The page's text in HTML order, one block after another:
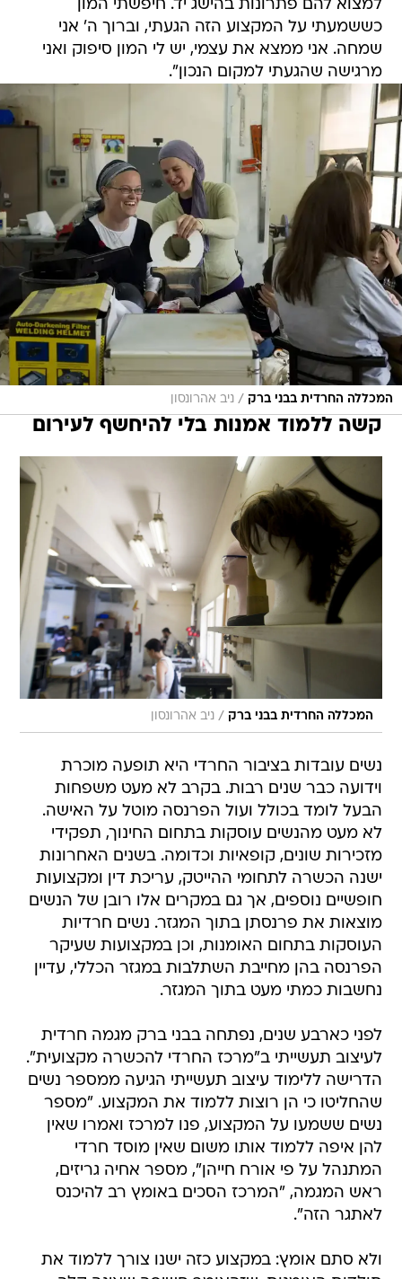
למצוא להם פתרונות בהישג יד. חיפשתי המון
כששמעתי על המקצוע הזה הגעתי, וברוך ה' אני
שמחה. אני ממצא את עצמי, יש לי המון סיפוק ואני
מרגישה שהגעתי למקום הנכון".
המכללה החרדית בבני ברק / ניב אהרונסון
קשה ללמוד אמנות בלי להיחשף לעירום
המכללה החרדית בבני ברק / ניב אהרונסון
נשים עובדות בציבור החרדי היא תופעה מוכרת
וידועה כבר שנים רבות. בקרב לא מעט משפחות
הבעל לומד בכולל ועול הפרנסה מוטל על האישה.
לא מעט מהנשים עוסקות בתחום החינוך, תפקידי
מזכירות שונים, קופאיות וכדומה. בשנים האחרונות
ישנה הכשרה לתחומי ההייטק, עריכת דין ומקצועות
חופשיים נוספים, אך גם במקרים אלו רובן של הנשים
מוצאות את פרנסתן בתוך המגזר. נשים חרדיות
העוסקות בתחום האומנות, וכן במקצועות שעיקר
הפרנסה בהן מחייבת השתלבות במגזר הכללי, עדיין
נחשבות כמתי מעט בתוך המגזר.
לפני כארבע שנים, נפתחה בבני ברק מגמה חרדית
לעיצוב תעשייתי ב"מרכז החרדי להכשרה מקצועית".
הדרישה ללימוד עיצוב תעשייתי הגיעה ממספר נשים
שהחליטו כי הן רוצות ללמוד את המקצוע. "מספר
נשים ששמעו על המקצוע, פנו למרכז ואמרו שאין
להן איפה ללמוד אותו משום שאין מוסד חרדי
המתנהל על פי אורח חייהן", מספר אחיה גריזים,
ראש המגמה, "המרכז הסכים באומץ רב להיכנס
לאתגר הזה".
ולא סתם אומץ: במקצוע כזה ישנו צורך ללמוד את